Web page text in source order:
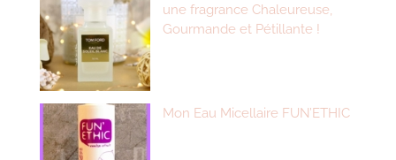
une fragrance Chaleureuse,
Gourmande et Pétillante !
Mon Eau Micellaire FUN’ETHIC